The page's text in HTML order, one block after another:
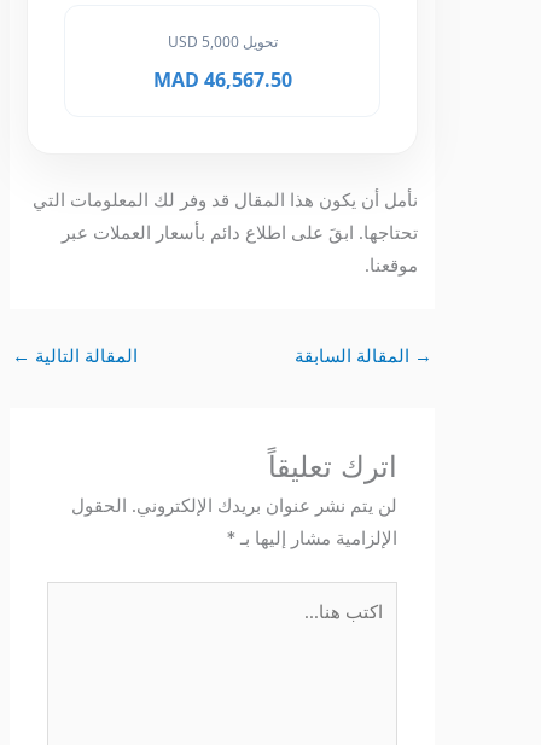
تحويل 5,000 USD
46,567.50 MAD
نأمل أن يكون هذا المقال قد وفر لك المعلومات التي
تحتاجها. ابقَ على اطلاع دائم بأسعار العملات عبر
موقعنا.
المقالة السابقة المقالة التالية←
اترك تعليقاً
لن يتم نشر عنوان بريدك الإلكتروني. الحقول
الإلزامية مشار إليها بـ*